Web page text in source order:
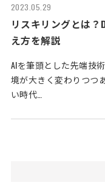
2023.05.29
リスキリングとは
え方を解説
AIを筆頭とした先端技
境が大きく変わりつつ
い時代…